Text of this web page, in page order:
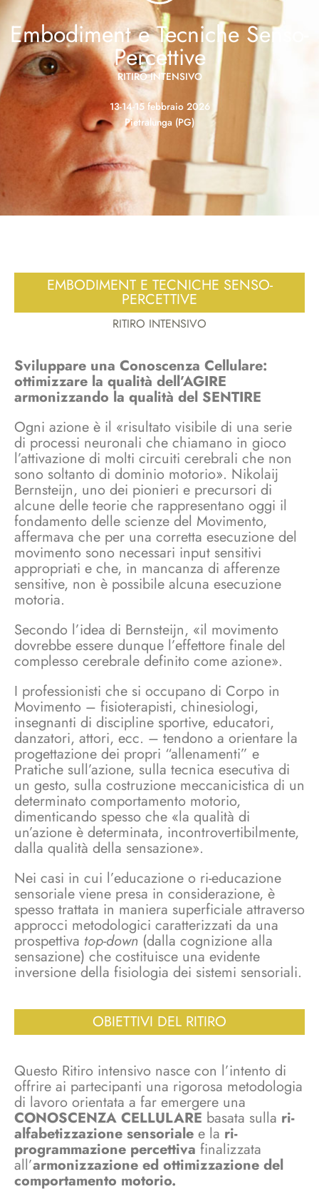
Embodiment e Tecniche Senso-
Percettive
RITIRO INTENSIVO
13-14-15 febbraio 2026
Pietralunga (PG)
EMBODIMENT E TECNICHE SENSO-
PERCETTIVE
RITIRO INTENSIVO
Sviluppare una Conoscenza Cellulare:
ottimizzare la qualità dell’AGIRE
armonizzando la qualità del SENTIRE
Ogni azione è il «risultato visibile di una serie
di processi neuronali che chiamano in gioco
l’attivazione di molti circuiti cerebrali che non
sono soltanto di dominio motorio». Nikolaij
Bernsteijn, uno dei pionieri e precursori di
alcune delle teorie che rappresentano oggi il
fondamento delle scienze del Movimento,
affermava che per una corretta esecuzione del
movimento sono necessari input sensitivi
appropriati e che, in mancanza di afferenze
sensitive, non è possibile alcuna esecuzione
motoria.
Secondo l’idea di Bernsteijn, «il movimento
dovrebbe essere dunque l’effettore finale del
complesso cerebrale definito come azione».
I professionisti che si occupano di Corpo in
Movimento – fisioterapisti, chinesiologi,
insegnanti di discipline sportive, educatori,
danzatori, attori, ecc. – tendono a orientare la
progettazione dei propri “allenamenti” e
Pratiche sull’azione, sulla tecnica esecutiva di
un gesto, sulla costruzione meccanicistica di un
determinato comportamento motorio,
dimenticando spesso che «la qualità di
un’azione è determinata, incontrovertibilmente,
dalla qualità della sensazione».
Nei casi in cui l’educazione o ri-educazione
sensoriale viene presa in considerazione, è
spesso trattata in maniera superficiale attraverso
approcci metodologici caratterizzati da una
prospettiva top-down (dalla cognizione alla
sensazione) che costituisce una evidente
inversione della fisiologia dei sistemi sensoriali.
OBIETTIVI DEL RITIRO
Questo Ritiro intensivo nasce con l’intento di
offrire ai partecipanti una rigorosa metodologia
di lavoro orientata a far emergere una
CONOSCENZA CELLULARE basata sulla ri-
alfabetizzazione sensoriale e la ri-
programmazione percettiva finalizzata
all’armonizzazione ed ottimizzazione del
comportamento motorio.